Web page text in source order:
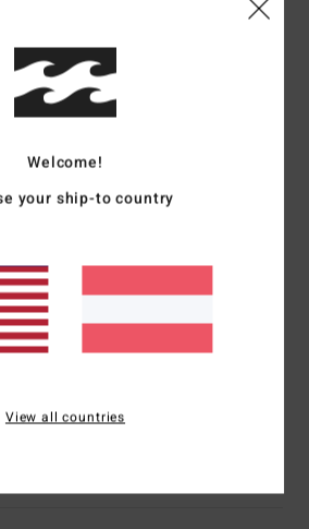
Farbcodescs
knappe Po-Deckung
Bund
Bein
[Hauptstoff] 91 % recyceltes
Welcome!
your ship-to country
View all countries